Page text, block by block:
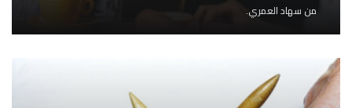
من سهاد العمري.